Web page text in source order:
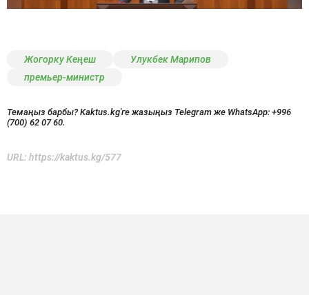
Жогорку Кеңеш
Улукбек Марипов
премьер-министр
Темаңыз барбы? Kaktus.kg'ге жазыңыз Telegram же WhatsApp: +996
(700) 62 07 60.
URL: https://kaktus.kg/577